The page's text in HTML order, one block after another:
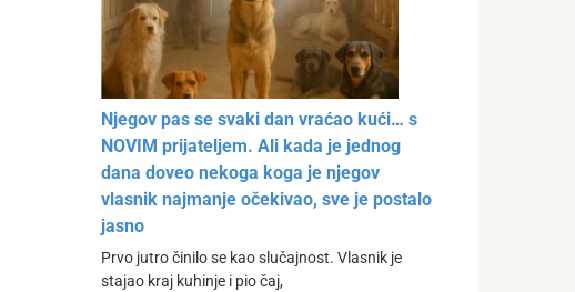
Njegov pas se svaki dan vraćao kući… s
NOVIM prijateljem. Ali kada je jednog
dana doveo nekoga koga je njegov
vlasnik najmanje očekivao, sve je postalo
jasno
Prvo jutro činilo se kao slučajnost. Vlasnik je
stajao kraj kuhinje i pio čaj,